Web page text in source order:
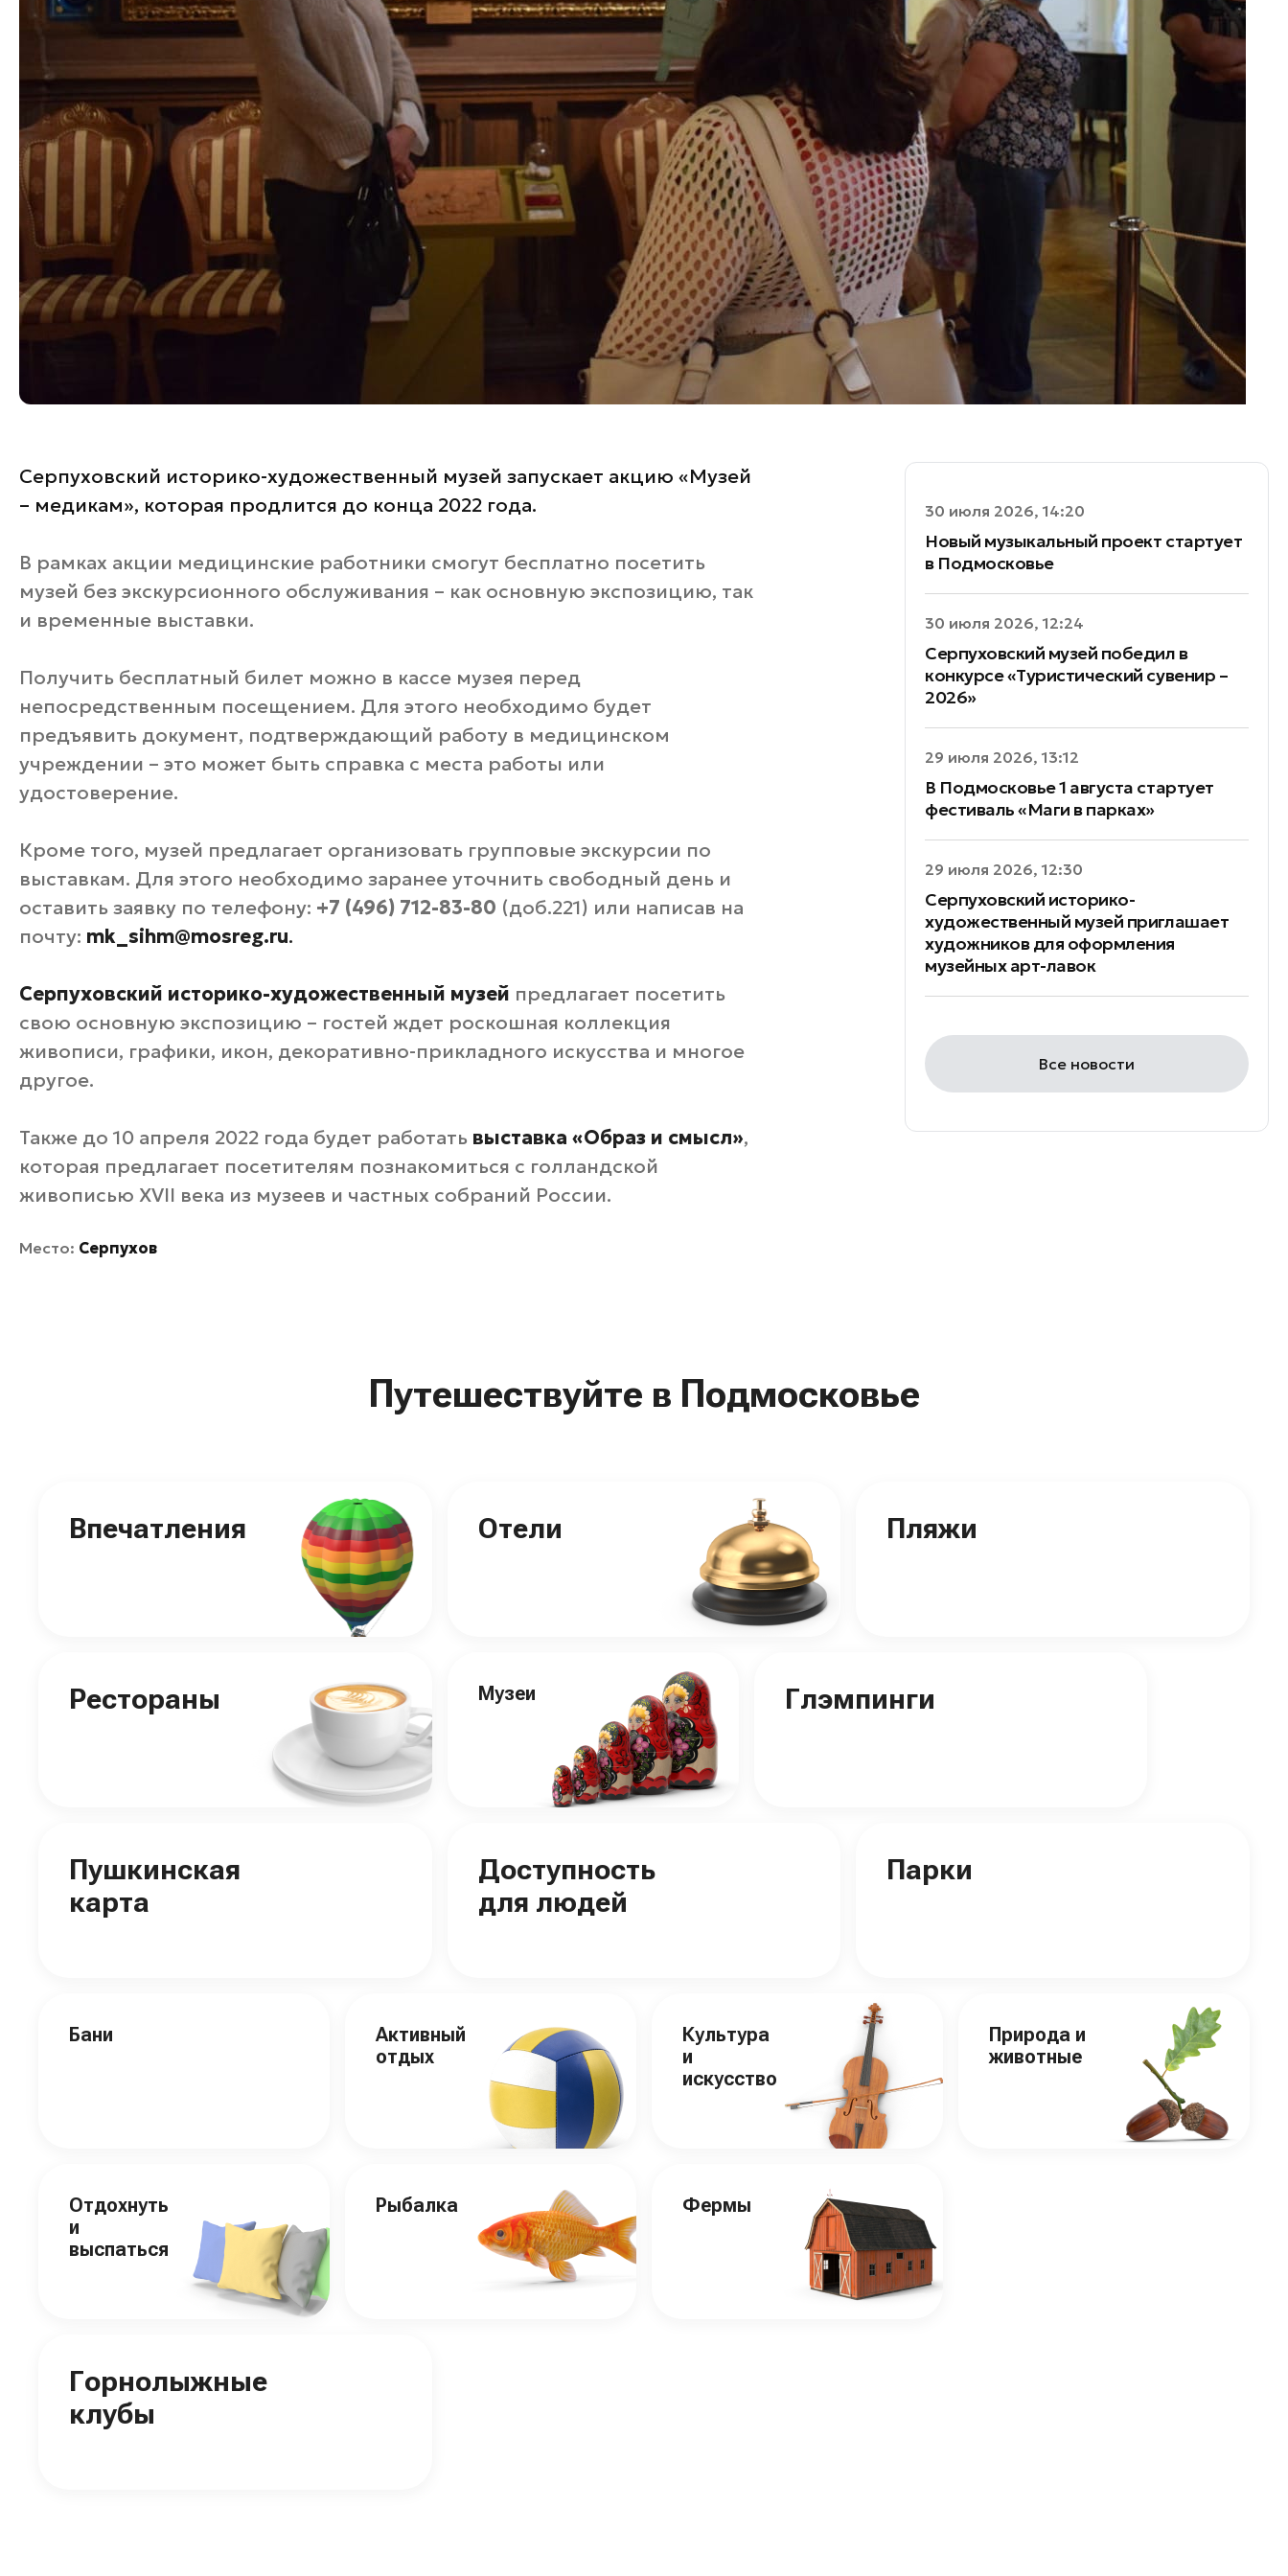
30 июля 2026, 14:20
Новый музыкальный проект стартует
в Подмосковье
30 июля 2026, 12:24
Серпуховский музей победил в
конкурсе «Туристический сувенир –
2026»
29 июля 2026, 13:12
В Подмосковье 1 августа стартует
фестиваль «Маги в парках»
29 июля 2026, 12:30
Серпуховский историко-
художественный музей приглашает
художников для оформления
музейных арт-лавок
Все новости
Серпуховский историко-художественный музей запускает акцию «Музей
– медикам», которая продлится до конца 2022 года.
В рамках акции медицинские работники смогут бесплатно посетить
музей без экскурсионного обслуживания – как основную экспозицию, так
и временные выставки.
Получить бесплатный билет можно в кассе музея перед
непосредственным посещением. Для этого необходимо будет
предъявить документ, подтверждающий работу в медицинском
учреждении – это может быть справка с места работы или
удостоверение.
Кроме того, музей предлагает организовать групповые экскурсии по
выставкам. Для этого необходимо заранее уточнить свободный день и
оставить заявку по телефону: +7 (496) 712-83-80 (доб.221) или написав на
почту: mk_sihm@mosreg.ru.
Серпуховский историко-художественный музей предлагает посетить
свою основную экспозицию – гостей ждет роскошная коллекция
живописи, графики, икон, декоративно-прикладного искусства и многое
другое.
Также до 10 апреля 2022 года будет работать выставка «Образ и смысл»,
которая предлагает посетителям познакомиться с голландской
живописью XVII века из музеев и частных собраний России.
Место: Серпухов
Путешествуйте в Подмосковье
Впечатления Отели Пляжи
Рестораны Музеи Глэмпинги
Пушкинская
карта
Доступность
для людей
Парки
Бани
Активный
отдых
Культура
и
искусство
Природа и
животные
Отдохнуть
и
выспаться
Рыбалка Фермы
Горнолыжные
клубы